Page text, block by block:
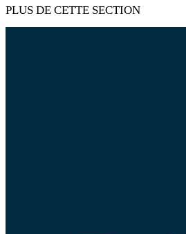
PLUS DE CETTE SECTION